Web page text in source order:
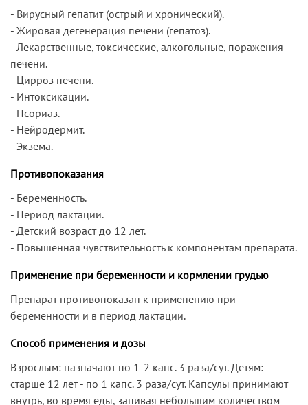
- Вирусный гепатит (острый и хронический).
- Жировая дегенерация печени (гепатоз).
- Лекарственные, токсические, алкогольные, поражения
печени.
- Цирроз печени.
- Интоксикации.
- Псориаз.
- Нейродермит.
- Экзема.
Противопоказания
- Беременность.
- Период лактации.
- Детский возраст до 12 лет.
- Повышенная чувствительность к компонентам препарата.
Применение при беременности и кормлении грудью
Препарат противопоказан к применению при
беременности и в период лактации.
Способ применения и дозы
Взрослым: назначают по 1-2 капс. 3 раза/сут. Детям:
старше 12 лет - по 1 капс. 3 раза/сут. Капсулы принимают
внутрь, во время еды, запивая небольшим количеством